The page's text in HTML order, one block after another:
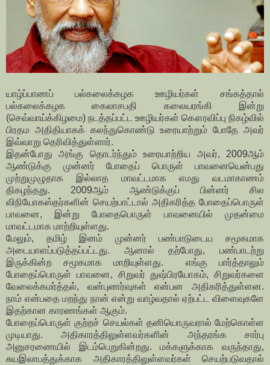
யாழ்ப்பாணப் பல்கலைக்கழக ஊழியர்கள் சங்கத்தால்
பல்கலைக்கழக கைலாசபதி கலையரங்கி இன்று
(செவ்வாய்க்கிழமை) நடத்தப்பட்ட ஊழியர்கள் கௌரவிப்பு நிகழ்வில்
பிரதம அதிதியாகக் கலந்துகொண்டு உரையாற்றும் போதே அவர்
இவ்வாறு தெரிவித்துள்ளார்.
இதன்போது அங்கு தொடர்ந்தும் உரையாற்றிய அவர், 2009ஆம்
ஆண்டுக்கு முன்னர் போதைப் பொருள் பாவனையென்பது
முற்றுமுழுதாக இல்லாத மாவட்டமாக எமது வடமாகாணம்
திகழந்தது. 2009ஆம் ஆண்டுக்குப் பின்னர் சில
விநியோகஸ்தர்களின் செயற்பாட்டால் அதிகரித்த போதைப்பொருள்
பாவனை, இன்று போதைபொருள் பாவனையில் முதன்மை
மாவட்டமாக மாற்றியுள்ளது.
மேலும், தமிழ் இனம் முன்னர் பண்பாடுடைய சமூகமாக
அடையாளப்படுத்தப்பட்டது. ஆனால் தற்போது, பண்பாடற்று
இருக்கின்ற சமூகமாக மாறியுள்ளது. எங்கு பார்த்தாலும்
போதைப்பொருள் பாவனை, சிறுவர் துஷ்பிரயோகம், சிறுவர்களை
வேலைக்கமர்த்தல், வன்புணர்வுகள் என்பன அதிகரித்துள்ளன.
நாம் என்பதை மறந்து நான் என்று வாழ்வதால் ஏற்பட்ட விளைவுகளே
இதற்கான காரணங்கள் ஆகும்.
போதைப்பொருள் குற்றச் செயல்கள் தனியொருவரால் மேற்கொள்ள
முடியாது. அதிகாரத்திலுள்ளவர்களின் அந்தரங்க சார்பு
அனுசரணையில் இடம்பெறுகின்றது. மக்களுக்காக வருந்தாது,
சுயஇலாபத்துக்காக அதிகாரத்திலுள்ளவர்கள் செயற்படுவதால்